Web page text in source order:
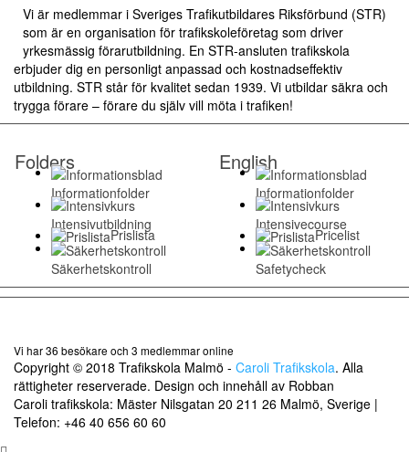
Vi är medlemmar i Sveriges Trafikutbildares Riksförbund (STR)
som är en organisation för trafikskoleföretag som driver
yrkesmässig förarutbildning. En STR-ansluten trafikskola
erbjuder dig en personligt anpassad och kostnadseffektiv
utbildning. STR står för kvalitet sedan 1939. Vi utbildar säkra och
trygga förare – förare du själv vill möta i trafiken!
Folders
Informationfolder
Intensivutbildning
Prislista
Säkerhetskontroll
English
Informationfolder
Intensivecourse
Pricelist
Safetycheck
Vi har 36 besökare och 3 medlemmar online
Copyright © 2018 Trafikskola Malmö - Caroli Trafikskola. Alla
rättigheter reserverade. Design och innehåll av Robban
Caroli trafikskola: Mäster Nilsgatan 20 211 26 Malmö, Sverige |
Telefon: +46 40 656 60 60